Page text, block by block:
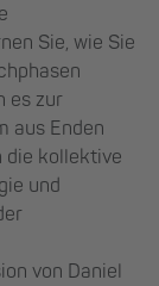
Sie, wie Sie
es zur
aus Enden
die kollektive
und
von Daniel